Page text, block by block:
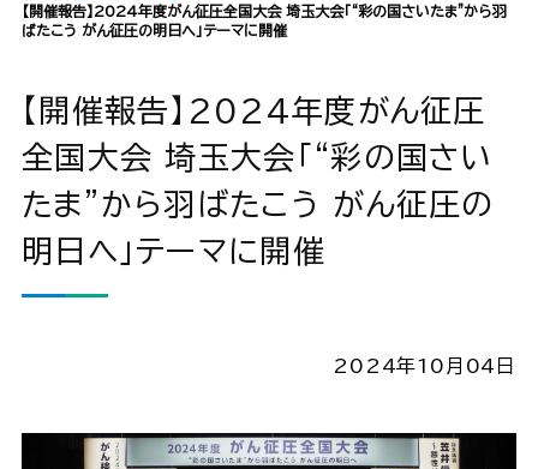
【開催報告】2024年度がん征圧全国大会 埼玉大会「“彩の国さいたま”から羽
ばたこう がん征圧の明日へ」テーマに開催
【開催報告】2024年度がん征圧
全国大会 埼玉大会「“彩の国さい
たま”から羽ばたこう がん征圧の
明日へ」テーマに開催
2024年10月04日